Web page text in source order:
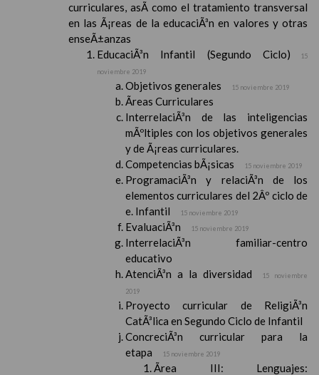
curriculares, asÃ­ como el tratamiento transversal
en las Ã¡reas de la educaciÃ³n en valores y otras
enseÃ±anzas
EducaciÃ³n Infantil (Segundo Ciclo)
15
noviembre 2019
Objetivos generales 15 noviembre 2019
Ãreas Curriculares
InterrelaciÃ³n de las inteligencias
mÃºltiples con los objetivos generales
y de Ã¡reas curriculares.
Competencias bÃ¡sicas
15 noviembre 2019
ProgramaciÃ³n y relaciÃ³n de los
elementos curriculares del 2Âº ciclo de
e. Infantil
15 noviembre 2019
EvaluaciÃ³n 15 noviembre 2019
InterrelaciÃ³n familiar-centro
educativo
AtenciÃ³n a la diversidad
15 noviembre
2019
Proyecto curricular de ReligiÃ³n
CatÃ³lica en Segundo Ciclo de Infantil
ConcreciÃ³n curricular para la
etapa
15 noviembre 2019
Ãrea III: Lenguajes: